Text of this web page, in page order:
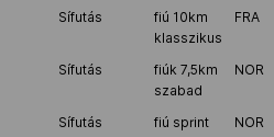
Sífutás
fiú 10km
klasszikus
FRA
Sífutás
fiúk 7,5km
szabad
NOR
Sífutás fiú sprint NOR